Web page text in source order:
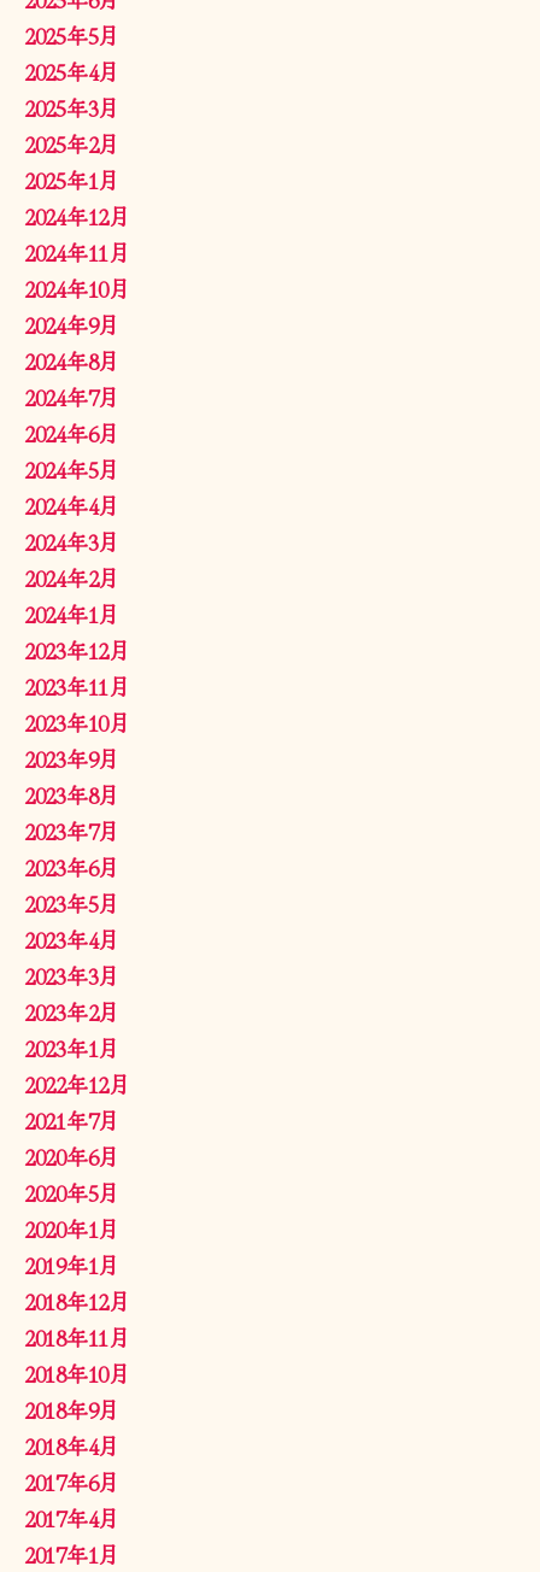
2025年5月
2025年4月
2025年3月
2025年2月
2025年1月
2024年12月
2024年11月
2024年10月
2024年9月
2024年8月
2024年7月
2024年6月
2024年5月
2024年4月
2024年3月
2024年2月
2024年1月
2023年12月
2023年11月
2023年10月
2023年9月
2023年8月
2023年7月
2023年6月
2023年5月
2023年4月
2023年3月
2023年2月
2023年1月
2022年12月
2021年7月
2020年6月
2020年5月
2020年1月
2019年1月
2018年12月
2018年11月
2018年10月
2018年9月
2018年4月
2017年6月
2017年4月
2017年1月